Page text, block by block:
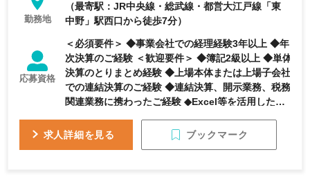
勤務地
（最寄駅：JR中央線・総武線・都営大江戸線「東
中野」駅西口から徒歩7分）
応募資格
＜必須要件＞ ◆事業会社での経理経験3年以上 ◆年
次決算のご経験 ＜歓迎要件＞ ◆簿記2級以上 ◆単体
決算のとりまとめ経験 ◆上場本体または上場子会社
での連結決算のご経験 ◆連結決算、開示業務、税務
関連業務に携わったご経験 ◆Excel等を活用した業
求人詳細を見る
ブックマーク